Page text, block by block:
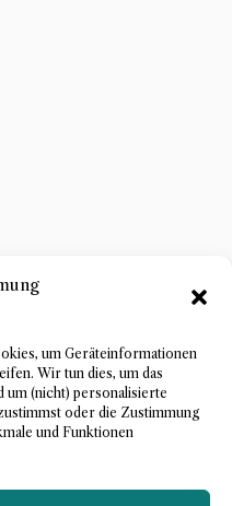
um Geräteinformationen
Wir tun dies, um das
(nicht) personalisierte
oder die Zustimmung
und Funktionen